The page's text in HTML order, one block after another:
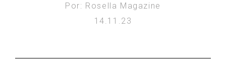
Por: Rosella Magazine
14.11.23